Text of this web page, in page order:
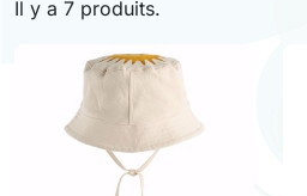
Il y a 7 produits.